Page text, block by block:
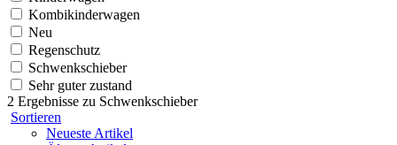
Kombikinderwagen
Neu
Regenschutz
Schwenkschieber
Sehr guter zustand
2 Ergebnisse zu Schwenkschieber
Sortieren
Neueste Artikel